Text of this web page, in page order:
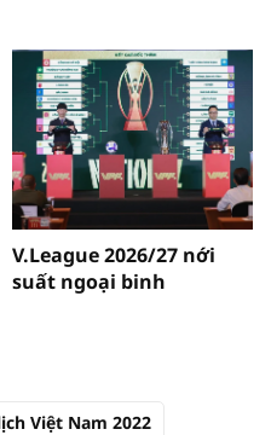
V.League 2026/27 nới
suất ngoại binh
Việt Nam 2022